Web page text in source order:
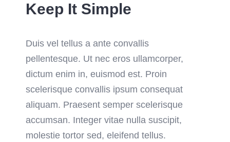
Keep It Simple
Duis vel tellus a ante convallis
pellentesque. Ut nec eros ullamcorper,
dictum enim in, euismod est. Proin
scelerisque convallis ipsum consequat
aliquam. Praesent semper scelerisque
accumsan. Integer vitae nulla suscipit,
molestie tortor sed, eleifend tellus.